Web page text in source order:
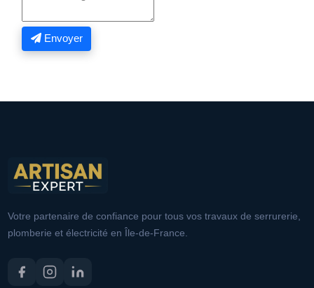
Envoyer
Votre partenaire de confiance pour tous vos travaux de serrurerie,
plomberie et électricité en Île-de-France.